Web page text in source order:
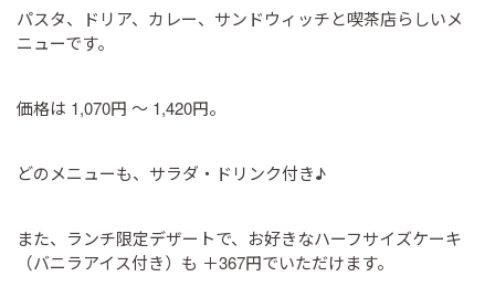
パスタ、ドリア、カレー、サンドウィッチと喫茶店らしいメ
ニューです。
価格は 1,070円 ～ 1,420円。
どのメニューも、サラダ・ドリンク付き♪
また、ランチ限定デザートで、お好きなハーフサイズケーキ
（バニラアイス付き）も ＋367円でいただけます。